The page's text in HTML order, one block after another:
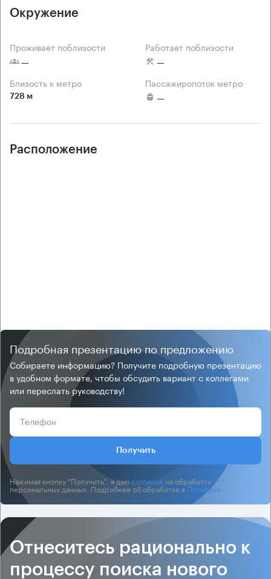
Окружение
Проживает поблизости
—
Работает поблизости
—
Близость к метро
728 м
Пассажиропоток метро
—
Расположение
Подробная презентацию по предложению
Собираете информацию? Получите подробную презентацию
в удобном формате, чтобы обсудить вариант с коллегами
или переслать руководству!
Получить
Нажимая кнопку “Получить”, я даюсогласие на обработку
персональных данных. Подробнее об обработке вПолитике
Отнеситесь рационально к
процессу поиска нового